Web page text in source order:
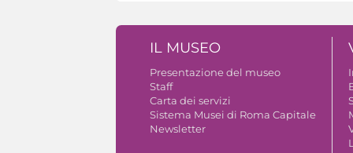
IL MUSEO
Presentazione del museo
Staff
Carta dei servizi
Sistema Musei di Roma Capitale
Newsletter